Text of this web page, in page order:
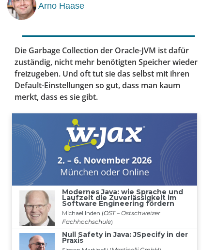
Arno Haase
Die Garbage Collection der Oracle-JVM ist dafür
zuständig, nicht mehr benötigten Speicher wieder
freizugeben. Und oft tut sie das selbst mit ihren
Default-Einstellungen so gut, dass man kaum
merkt, dass es sie gibt.